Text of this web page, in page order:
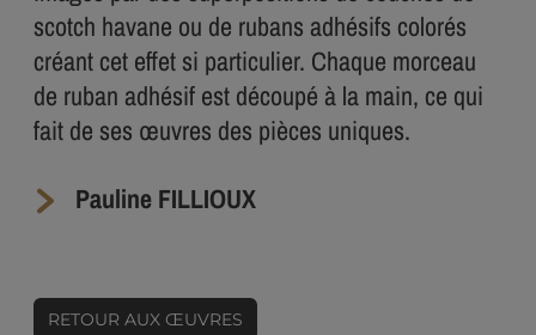
scotch havane ou de rubans adhésifs colorés
créant cet effet si particulier. Chaque morceau
de ruban adhésif est découpé à la main, ce qui
fait de ses œuvres des pièces uniques.
Pauline FILLIOUX
RETOUR AUX ŒUVRES